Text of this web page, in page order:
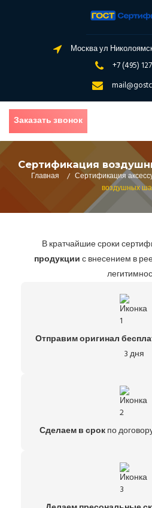
Москва ул
+7 (495)
Заказать звонок
Сертификация
Главная
/ Сертификация
воздушных
В кратчайшие сроки
продукциис внесением в
Отправим оригинал
3 дня
Сделаем в срокпо